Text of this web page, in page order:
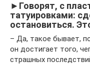
►Говорят, с
татуировками:
остановиться.
– Да, такое бывает,
он достигает того,
страшных